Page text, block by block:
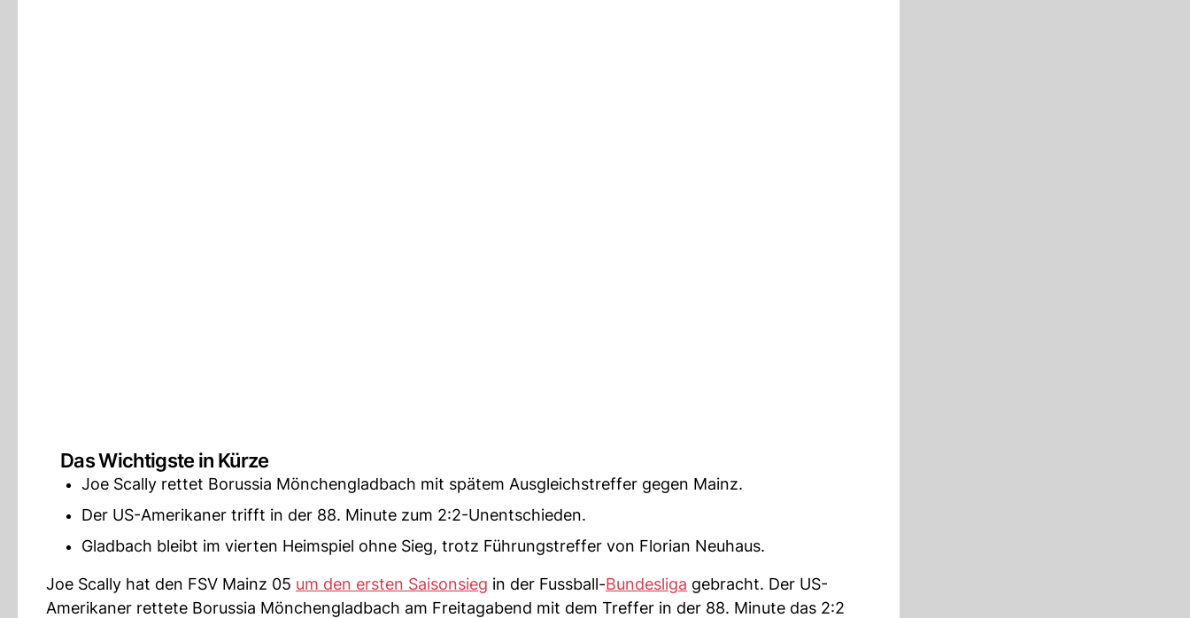
Das Wichtigste in Kürze
Joe Scally rettet Borussia Mönchengladbach mit spätem Ausgleichstreffer gegen Mainz.
Der US-Amerikaner trifft in der 88. Minute zum 2:2-Unentschieden.
Gladbach bleibt im vierten Heimspiel ohne Sieg, trotz Führungstreffer von Florian Neuhaus.
Joe Scally hat den FSV Mainz 05 um den ersten Saisonsieg in der Fussball-Bundesliga gebracht. Der US-
Amerikaner rettete Borussia Mönchengladbach am Freitagabend mit dem Treffer in der 88. Minute das 2:2